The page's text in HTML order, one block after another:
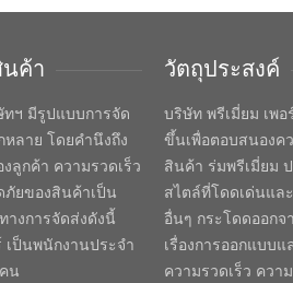
นค้า
ฯ มีรูปแบบการจัด
ลาย โดยคำนึงถึง
ลูกค้า ความรวดเร็ว
ยของสินค้าเป็น
างการจัดส่งดังนี้
เป็นพนักงานประจำ
น
วัตถุประสงค์
บริษัท พรีเมี่ยม เพอ
ขึ้นเพื่อตอบสนองค
สินค้า ร่มพรีเมี่ยม
สไตล์ที่โดดเด่นแล
อื่นๆ กระโดดออกจ
เรื่องการออกแบบ
ความรวดเร็ว ควา